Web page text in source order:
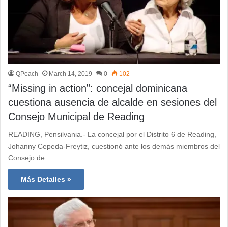
QPeach March 14, 2019 0 102
“Missing in action”: concejal dominicana
cuestiona ausencia de alcalde en sesiones del
Consejo Municipal de Reading
READING, Pensilvania.- La concejal por el Distrito 6 de Reading,
Johanny Cepeda-Freytiz, cuestionó ante los demás miembros del
Consejo de…
Más Detalles »